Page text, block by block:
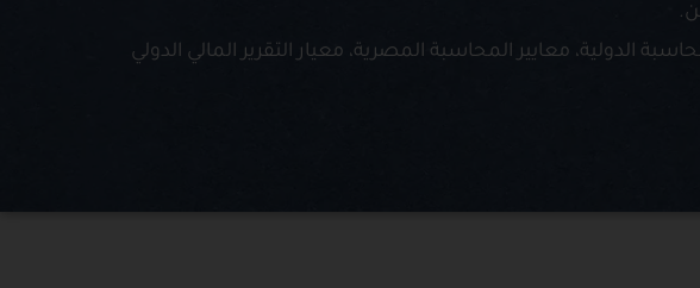
الدولية، معايير المحاسبة المصرية، معيار التقرير المالي الدولي